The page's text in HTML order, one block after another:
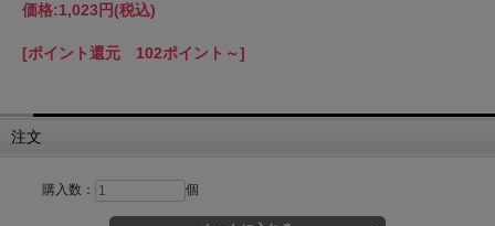
価格:1,023円(税込)
[ポイント還元 102ポイント～]
注文
購入数： 個